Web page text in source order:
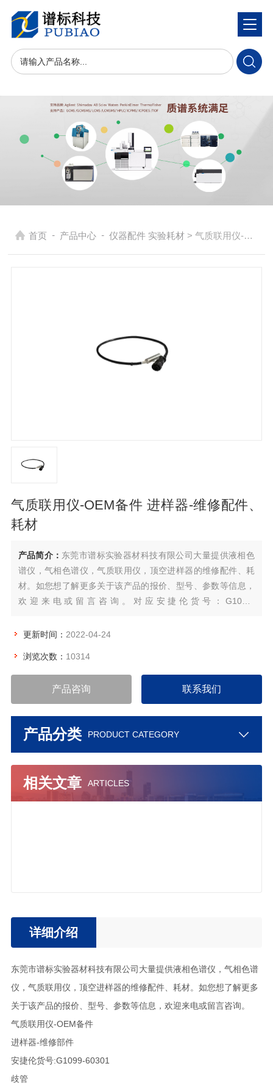
首页 - 产品中心 - 仪器配件 实验耗材 > 气质联用仪-OEM备件 进样器-维修配件、耗材
气质联用仪-OEM备件 进样器-维修配件、
耗材
产品简介： 东莞市谱标实验器材科技有限公司大量提供液相色
谱仪，气相色谱仪，气质联用仪，顶空进样器的维修配件、耗
材。如您想了解更多关于该产品的报价、型号、参数等信息，
欢迎来电或留言咨询。对应安捷伦货号：G1099-
0809,05988-20066,G3170-60565,G7005-60564,G3170-
87001,G1099-87002
更新时间： 2022-04-24
浏览次数： 10314
产品咨询 联系我们
产品分类 PRODUCT CATEGORY
相关文章 ARTICLES
详细介绍
东莞市谱标实验器材科技有限公司大量提供液相色谱仪，气相色谱
仪，气质联用仪，顶空进样器的维修配件、耗材。如您想了解更多
关于该产品的报价、型号、参数等信息，欢迎来电或留言咨询。
气质联用仪-OEM备件
进样器-维修部件
安捷伦货号:G1099-60301
歧管